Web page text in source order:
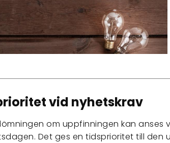
vid nyhetskrav
om uppfinningen kan anses
Det ges en tidsprioritet till